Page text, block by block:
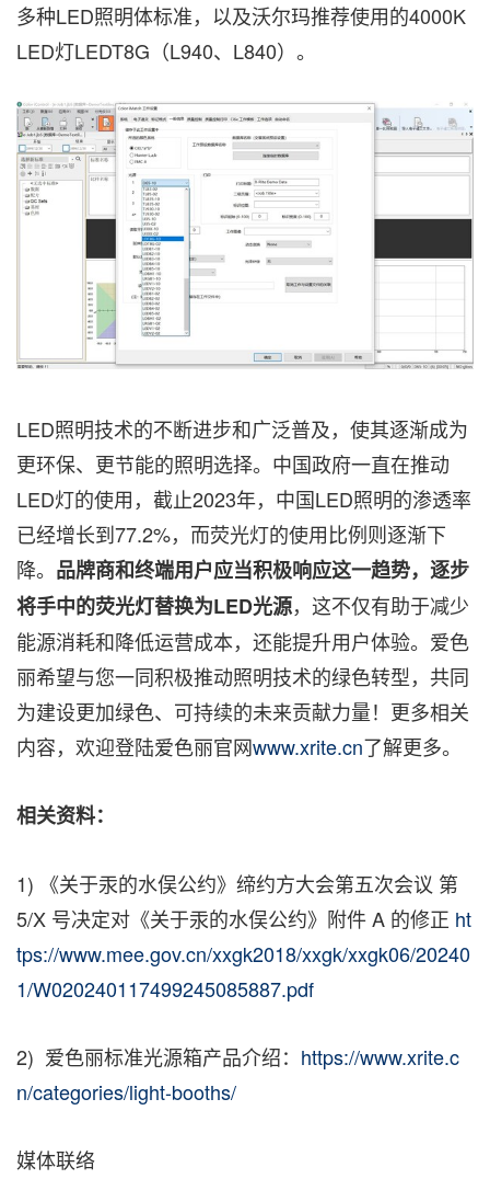
多种LED照明体标准，以及沃尔玛推荐使用的4000K
LED灯LEDT8G（L940、L840）。
LED照明技术的不断进步和广泛普及，使其逐渐成为
更环保、更节能的照明选择。中国政府一直在推动
LED灯的使用， 截止2023年，中国LED照明的渗透率
已经增长到77.2%，而荧光灯的使用比例则逐渐下
降。 品牌商和终端用户应当积极响应这一趋势，逐步
将手中的荧光灯替换为LED光源，这不仅有助于减少
能源消耗和降低运营成本，还能提升用户体验。爱色
丽希望与您一同积极推动照明技术的绿色转型，共同
为建设更加绿色、可持续的未来贡献力量！更多相关
内容，欢迎登陆爱色丽官网www.xrite.cn了解更多。
相关资料：
1) 《关于汞的水俣公约》缔约方大会第五次会议 第
5/X 号决定对《关于汞的水俣公约》附件 A 的修正 ht
tps://www.mee.gov.cn/xxgk2018/xxgk/xxgk06/20240
1/W020240117499245085887.pdf
2) 爱色丽标准光源箱产品介绍： https://www.xrite.c
n/categories/light-booths/
媒体联络